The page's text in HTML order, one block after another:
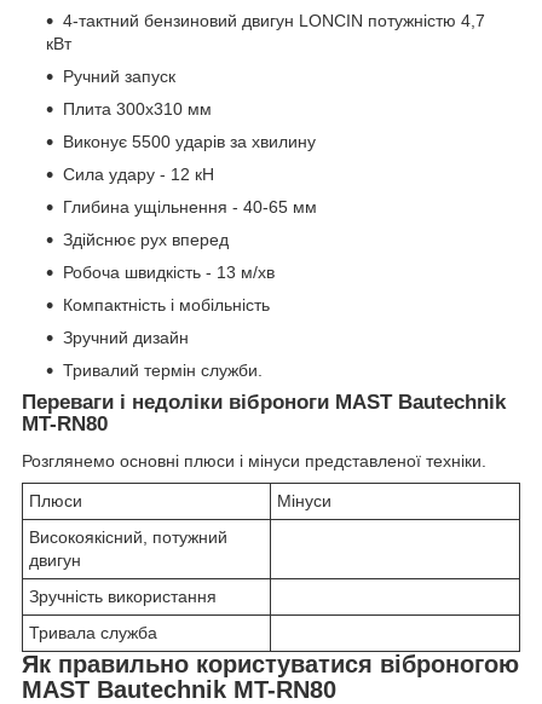
4-тактний бензиновий двигун LONCIN потужністю 4,7
кВт
Ручний запуск
Плита 300х310 мм
Виконує 5500 ударів за хвилину
Сила удару - 12 кН
Глибина ущільнення - 40-65 мм
Здійснює рух вперед
Робоча швидкість - 13 м/хв
Компактність і мобільність
Зручний дизайн
Тривалий термін служби.
Переваги і недоліки віброноги MAST Bautechnik
MT-RN80
Розглянемо основні плюси і мінуси представленої техніки.
Плюси
Мінуси
Високоякісний, потужний
двигун
Зручність використання
Тривала служба
Як правильно користуватися віброногою
MAST Bautechnik MT-RN80